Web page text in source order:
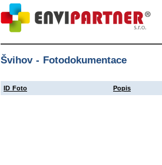
Švihov - Fotodokumentace
ID Foto Popis